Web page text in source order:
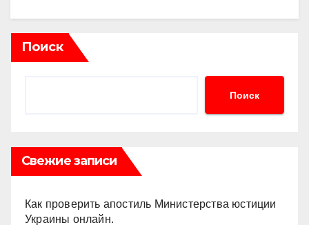
Поиск
Поиск
Свежие записи
Как проверить апостиль Министерства юстиции
Украины онлайн.